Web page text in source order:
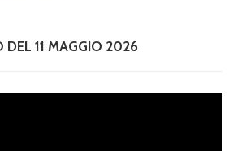
DEL 11 MAGGIO 2026